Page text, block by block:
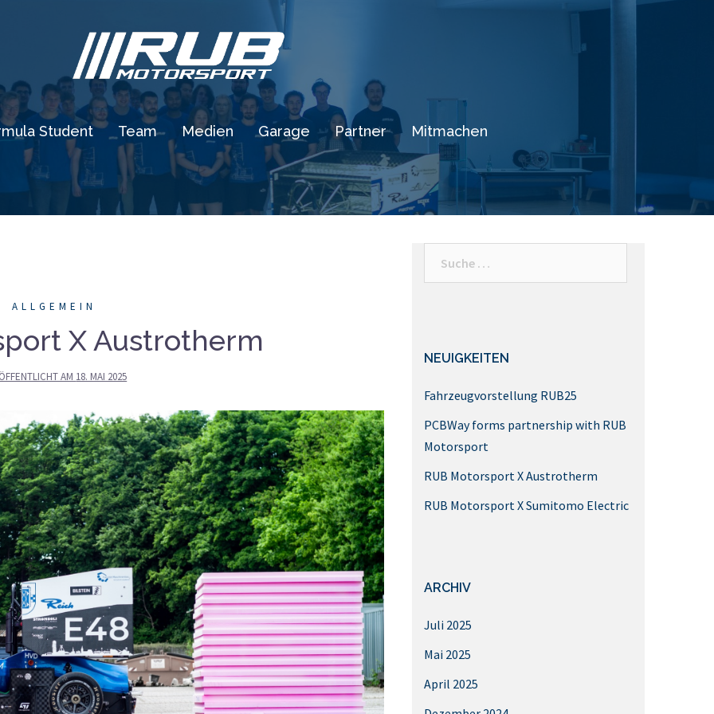
Student Team Medien Garage Partner Mitmachen
ALLGEMEIN
X Austrotherm
AM 18. MAI 2025
NEUIGKEITEN
Fahrzeugvorstellung RUB25
PCBWay forms partnership with RUB
Motorsport
RUB Motorsport X Austrotherm
RUB Motorsport X Sumitomo Electric
ARCHIV
Juli 2025
Mai 2025
April 2025